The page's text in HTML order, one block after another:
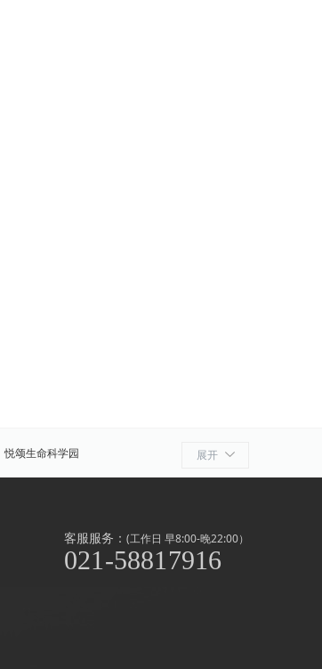
展开
悦颂生命科学园
ATLATL飞镖加速器
上海周边
前滩
世博滨江
客服服务： (工作日 早8:00-晚22:00）
021-58817916